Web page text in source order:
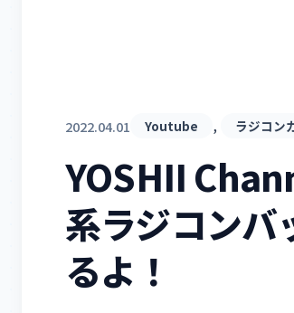
2022.04.01 Youtube , ラジコン
YOSHII
系ラジコンバ
るよ！